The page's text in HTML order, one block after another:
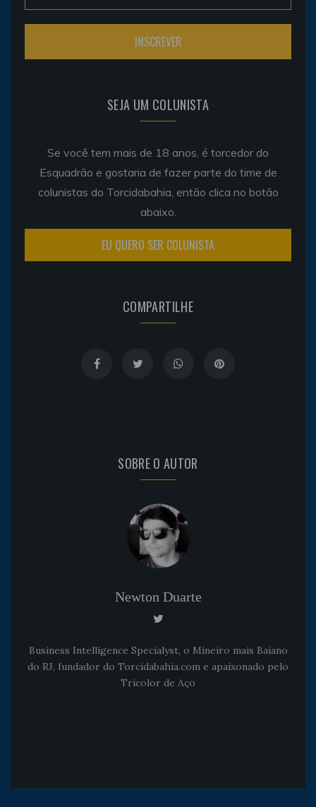
SEJA UM COLUNISTA
Se você tem mais de 18 anos, é torcedor do
Esquadrão e gostaria de fazer parte do time de
colunistas do Torcidabahia, então clica no botão
abaixo.
EU QUERO SER COLUNISTA
COMPARTILHE
SOBRE O AUTOR
Newton Duarte
Business Intelligence Specialyst, o Mineiro mais Baiano
do RJ, fundador do Torcidabahia.com e apaixonado pelo
Tricolor de Aço